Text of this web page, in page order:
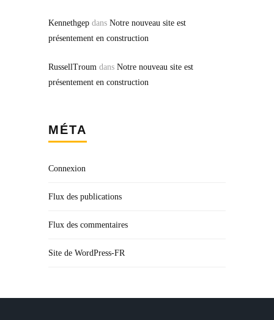
Kennethgep dans Notre nouveau site est
présentement en construction
RussellTroum dans Notre nouveau site est
présentement en construction
MÉTA
Connexion
Flux des publications
Flux des commentaires
Site de WordPress-FR